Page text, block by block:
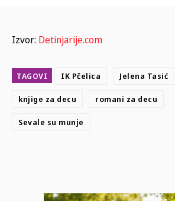
Izvor: Detinjarije.com
TAGOVI IK Pčelica Jelena Tasić
knjige za decu romani za decu
Sevale su munje